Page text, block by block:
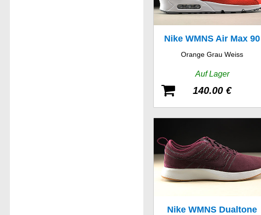
Nike WMNS Air Max 90
Orange Grau Weiss
Auf Lager
140.00 €
Nike WMNS Dualtone